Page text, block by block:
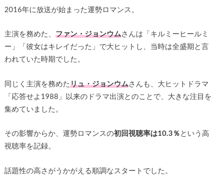
2016年に放送が始まった運勢ロマンス。
主演を務めた、 ファン・ジョンウムさんは「キルミーヒールミ
ー」「彼女はキレイだった」で大ヒットし、当時は全盛期と言
われていた時期でした。
同じく主演を務めたリュ・ジョンウムさんも、大ヒットドラマ
「応答せよ1988」以来のドラマ出演とのことで、大きな注目を
集めていました。
その影響からか、運勢ロマンスの初回視聴率は10.3％ という高
視聴率を記録。
話題性の高さがうかがえる順調なスタートでした。